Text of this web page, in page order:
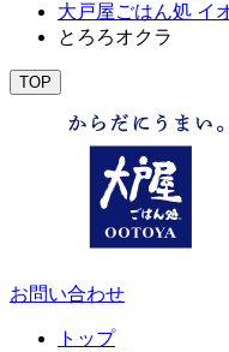
大戸屋ごはん処 イ
とろろオクラ
TOP
お問い合わせ
トップ